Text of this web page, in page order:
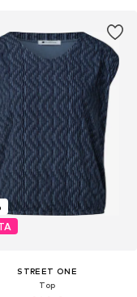
STREET ONE
Top